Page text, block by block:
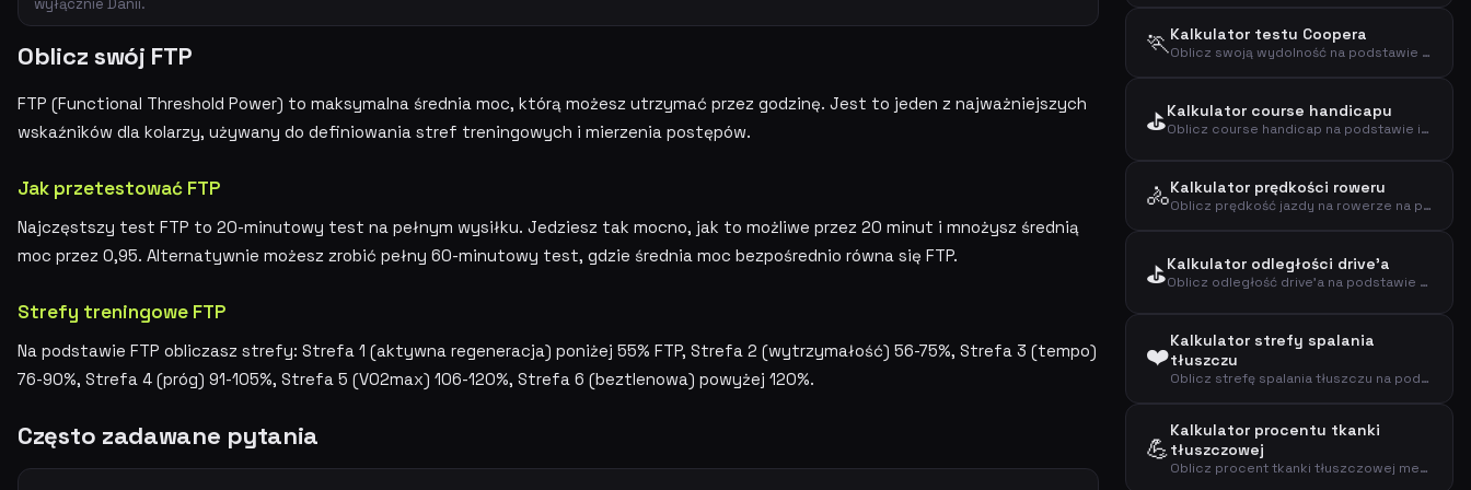
wyłącznie Danii.
Oblicz swój FTP
FTP (Functional Threshold Power) to maksymalna średnia moc, którą możesz utrzymać przez godzinę. Jest to jeden z najważniejszych
wskaźników dla kolarzy, używany do definiowania stref treningowych i mierzenia postępów.
Jak przetestować FTP
Najczęstszy test FTP to 20-minutowy test na pełnym wysiłku. Jedziesz tak mocno, jak to możliwe przez 20 minut i mnożysz średnią
moc przez 0,95. Alternatywnie możesz zrobić pełny 60-minutowy test, gdzie średnia moc bezpośrednio równa się FTP.
Strefy treningowe FTP
Na podstawie FTP obliczasz strefy: Strefa 1 (aktywna regeneracja) poniżej 55% FTP, Strefa 2 (wytrzymałość) 56-75%, Strefa 3 (tempo)
76-90%, Strefa 4 (próg) 91-105%, Strefa 5 (VO2max) 106-120%, Strefa 6 (beztlenowa) powyżej 120%.
Często zadawane pytania
🏃Kalkulator testu Coopera
Oblicz swoją wydolność na podstawie testu Coopera (12-minutowy test biegu)
⛳Kalkulator course handicapu
Oblicz course handicap na podstawie indeksu handicapu, slope i course ratingu
🚴Kalkulator prędkości roweru
Oblicz prędkość jazdy na rowerze na podstawie dystansu i czasu
⛳Kalkulator odległości drive'a
Oblicz odległość drive'a na podstawie prędkości kija i smash factor
❤️Kalkulator strefy spalania
tłuszczu
Oblicz strefę spalania tłuszczu na podstawie wieku i tętna spoczynkowego metodą Karvonena
💪
Kalkulator procentu tkanki
tłuszczowej
Oblicz procent tkanki tłuszczowej metodą US Navy na podstawie obwodu talii, szyi i wzrostu